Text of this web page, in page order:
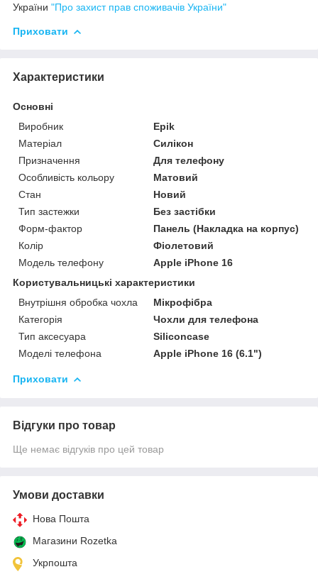
України "Про захист прав споживачів України"
Приховати
Характеристики
Основні
Виробник
Epik
Матеріал
Силікон
Призначення
Для телефону
Особливість кольору
Матовий
Стан
Новий
Тип застежки
Без застібки
Форм-фактор
Панель (Накладка на корпус)
Колір
Фіолетовий
Модель телефону
Apple iPhone 16
Користувальницькі характеристики
Внутрішня обробка чохла
Мікрофібра
Категорія
Чохли для телефона
Тип аксесуара
Siliconcase
Моделі телефона
Apple iPhone 16 (6.1")
Приховати
Відгуки про товар
Ще немає відгуків про цей товар
Умови доставки
Нова Пошта
Магазини Rozetka
Укрпошта